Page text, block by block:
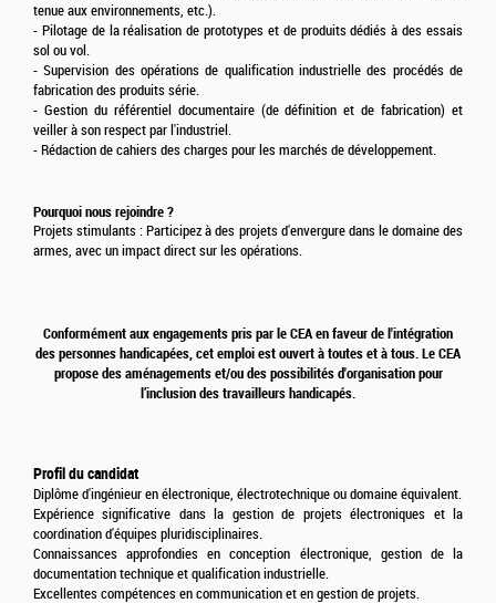
tenue aux environnements, etc.).
- Pilotage de la réalisation de prototypes et de produits dédiés à des essais
sol ou vol.
- Supervision des opérations de qualification industrielle des procédés de
fabrication des produits série.
- Gestion du référentiel documentaire (de définition et de fabrication) et
veiller à son respect par l'industriel.
- Rédaction de cahiers des charges pour les marchés de développement.
Pourquoi nous rejoindre ?
Projets stimulants : Participez à des projets d'envergure dans le domaine des
armes, avec un impact direct sur les opérations.
Conformément aux engagements pris par le CEA en faveur de l'intégration
des personnes handicapées, cet emploi est ouvert à toutes et à tous. Le CEA
propose des aménagements et/ou des possibilités d'organisation pour
l’inclusion des travailleurs handicapés.
Profil du candidat
Diplôme d'ingénieur en électronique, électrotechnique ou domaine équivalent.
Expérience significative dans la gestion de projets électroniques et la
coordination d'équipes pluridisciplinaires.
Connaissances approfondies en conception électronique, gestion de la
documentation technique et qualification industrielle.
Excellentes compétences en communication et en gestion de projets.